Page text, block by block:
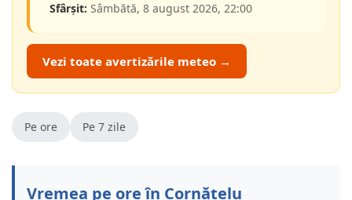
Sfârșit: Sâmbătă, 8 august 2026, 22:00
Vezi toate avertizările meteo →
Pe ore Pe 7 zile
Vremea pe ore în Cornățelu